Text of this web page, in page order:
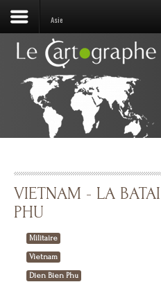
Asie
VIETNAM - LA
PHU
Militaire
Vietnam
Dien Bien Phu